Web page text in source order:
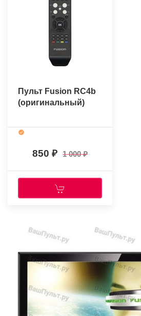
Пульт Fusion RC4b
(оригинальный)
850 1 000